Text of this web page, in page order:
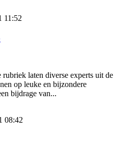
11:52
rubriek laten diverse experts uit de
op leuke en bijzondere
bijdrage van...
08:42